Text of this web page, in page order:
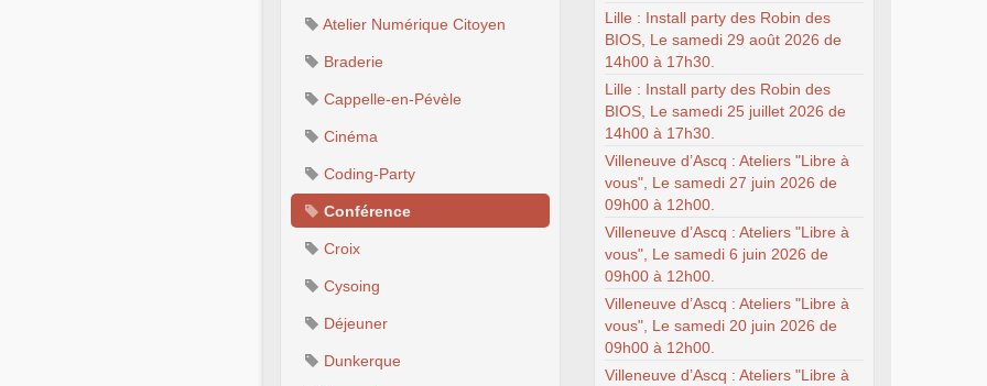
Atelier Numérique Citoyen
Braderie
Cappelle-en-Pévèle
Cinéma
Coding-Party
Conférence
Croix
Cysoing
Déjeuner
Dunkerque
Lille : Install party des Robin des
BIOS, Le samedi 29 août 2026 de
14h00 à 17h30.
Lille : Install party des Robin des
BIOS, Le samedi 25 juillet 2026 de
14h00 à 17h30.
Villeneuve d’Ascq : Ateliers "Libre à
vous", Le samedi 27 juin 2026 de
09h00 à 12h00.
Villeneuve d’Ascq : Ateliers "Libre à
vous", Le samedi 6 juin 2026 de
09h00 à 12h00.
Villeneuve d’Ascq : Ateliers "Libre à
vous", Le samedi 20 juin 2026 de
09h00 à 12h00.
Villeneuve d’Ascq : Ateliers "Libre à